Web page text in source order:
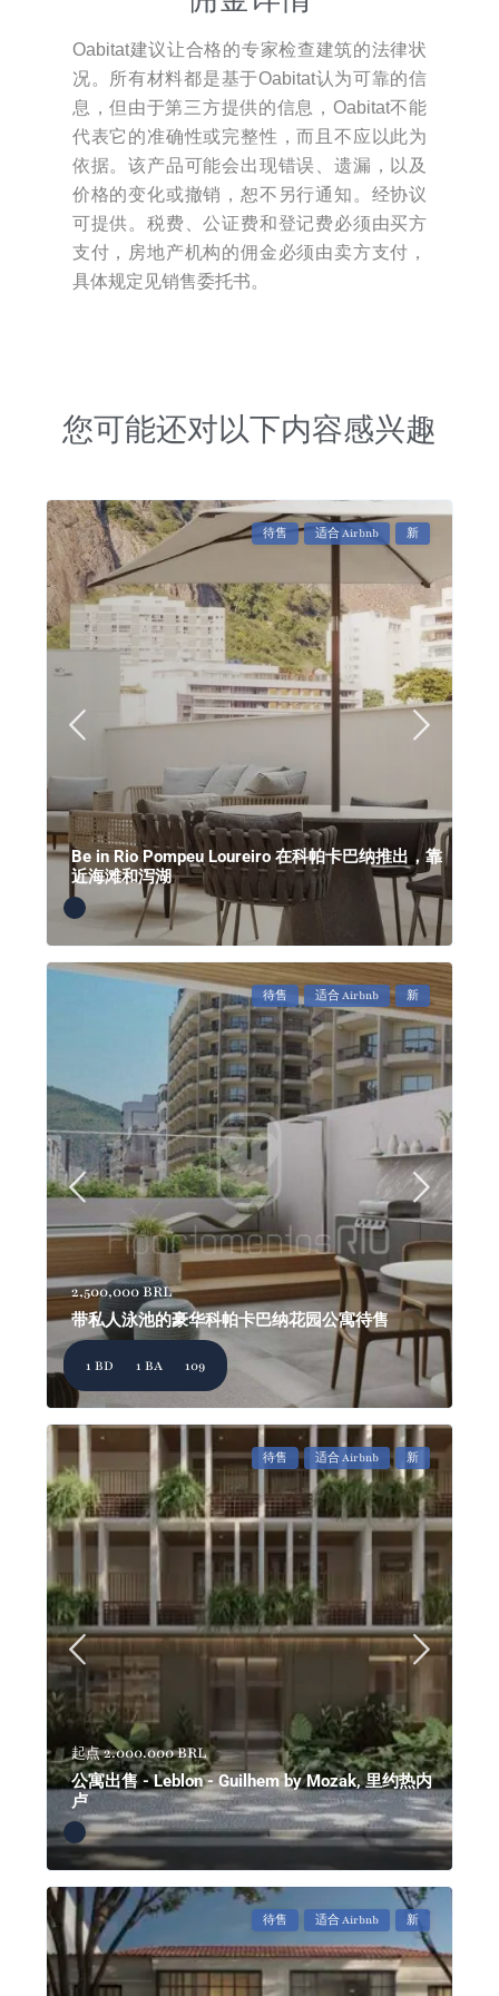
Oabitat建议让合格的专家检查建筑的法律状
况。所有材料都是基于Oabitat认为可靠的信
息，但由于第三方提供的信息，Oabitat不能
代表它的准确性或完整性，而且不应以此为
依据。该产品可能会出现错误、遗漏，以及
价格的变化或撤销，恕不另行通知。经协议
可提供。税费、公证费和登记费必须由买方
支付，房地产机构的佣金必须由卖方支付，
具体规定见销售委托书。
您可能还对以下内容感兴趣
待售 适合 Airbnb 新
Be in Rio Pompeu Loureiro 在科帕卡巴纳推出，靠
近海滩和泻湖
待售 适合 Airbnb 新
2,500,000 BRL
带私人泳池的豪华科帕卡巴纳花园公寓待售
1 BD 1 BA 109
待售 适合 Airbnb 新
起点2.000.000 BRL
公寓出售 - Leblon - Guilhem by Mozak, 里约热内
卢
待售 适合 Airbnb 新